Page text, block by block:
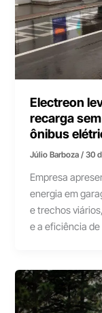
Electreon
recarga
ônibus
Júlio Barboza/30
Empresa
energia em
e trechos
e a eficiência